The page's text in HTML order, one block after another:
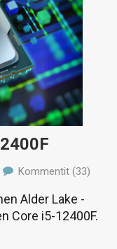
Kommentit (33)
Alder Lake -
Core i5-12400F.